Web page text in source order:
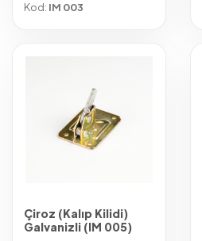
Kod: IM 003
Çiroz (Kalıp Kilidi)
Galvanizli (IM 005)